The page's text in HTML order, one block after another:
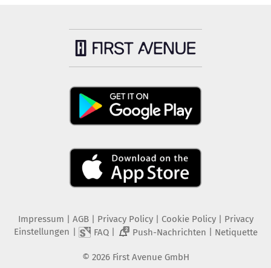
Impressum | AGB | Privacy Policy| Cookie Policy| Privacy
Einstellungen | FAQ| 2 Push-Nachrichten | Netiquette
© 2026 First Avenue GmbH